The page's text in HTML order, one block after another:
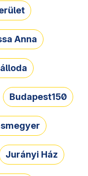
Anna
Budapest150
Jurányi Ház